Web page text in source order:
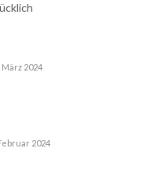
März 2024
2024